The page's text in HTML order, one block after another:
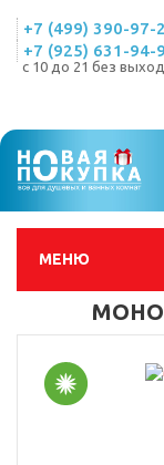
+7 (499) 390-97-
+7 (925) 631-94-
с 10 до 21 без
МЕНЮ